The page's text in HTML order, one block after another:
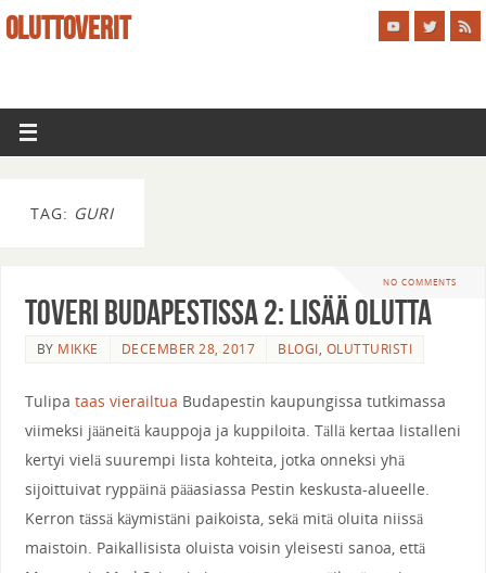
OLUTTOVERIT
TAG: GURI
NO COMMENTS
Toveri Budapestissa 2: Lisää Olutta
BY MIKKE DECEMBER 28, 2017 BLOGI, OLUTTURISTI
Tulipa taas vierailtua Budapestin kaupungissa tutkimassa
viimeksi jääneitä kauppoja ja kuppiloita. Tällä kertaa listalleni
kertyi vielä suurempi lista kohteita, jotka onneksi yhä
sijoittuivat ryppäinä pääasiassa Pestin keskusta-alueelle.
Kerron tässä käymistäni paikoista, sekä mitä oluita niissä
maistoin. Paikallisista oluista voisin yleisesti sanoa, että